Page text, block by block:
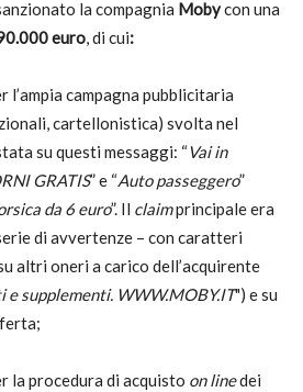
la compagnia Mobycon una
euro, di cui:
l’ampia campagna pubblicitaria
cartellonistica) svolta nel
su questi messaggi: “Vai in
GRATIS” e “Auto passeggero”
da 6 euro”. Il claimprincipale era
di avvertenze – con caratteri
altri oneri a carico dell’acquirente
e supplementi. WWW.MOBY.IT") e su
la procedura di acquisto on linedei